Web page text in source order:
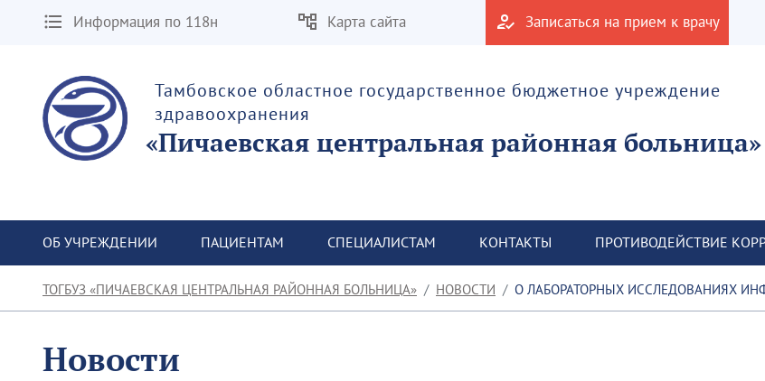
Информация по 118н Карта сайта Записаться на прием к врачу
Тамбовское областное государственное бюджетное учреждение
здравоохранения
«Пичаевская центральная районная больница»
ОБ УЧРЕЖДЕНИИ ПАЦИЕНТАМ СПЕЦИАЛИСТАМ КОНТАКТЫ ПРОТИВОДЕЙСТВИЕ
ТОГБУЗ «ПИЧАЕВСКАЯ ЦЕНТРАЛЬНАЯ РАЙОННАЯ БОЛЬНИЦА» НОВОСТИ О ЛАБОРАТОРНЫХ ИССЛЕДОВАНИЯХ
Новости